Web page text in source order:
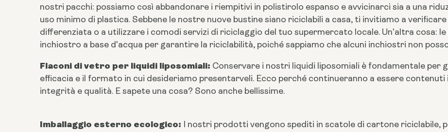
nostri pacchi: possiamo così abbandonare i riempitivi in polistirolo espanso e avvicinarci sia a una
uso minimo di plastica. Sebbene le nostre nuove bustine siano riciclabili a casa, ti invitiamo a
differenziata o a utilizzare i comodi servizi di riciclaggio del tuo supermercato locale. Un'altra cosa:
inchiostro a base d'acqua per garantire la riciclabilità, poiché sappiamo che alcuni inchiostri non
Flaconi di vetro per liquidi liposomiali: Conservare i nostri liquidi liposomiali è fondamentale per
efficacia e il formato in cui desideriamo presentarveli. Ecco perché continueranno a essere
integrità e qualità. E sapete una cosa? Sono anche bellissime.
Imballaggio esterno ecologico: I nostri prodotti vengono spediti in scatole di cartone